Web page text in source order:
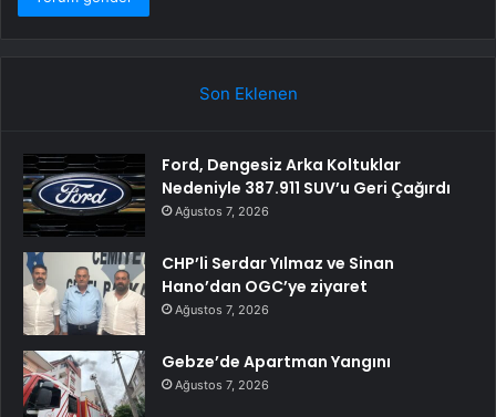
Son Eklenen
Ford, Dengesiz Arka Koltuklar
Nedeniyle 387.911 SUV’u Geri Çağırdı
Ağustos 7, 2026
CHP’li Serdar Yılmaz ve Sinan
Hano’dan OGC’ye ziyaret
Ağustos 7, 2026
Gebze’de Apartman Yangını
Ağustos 7, 2026